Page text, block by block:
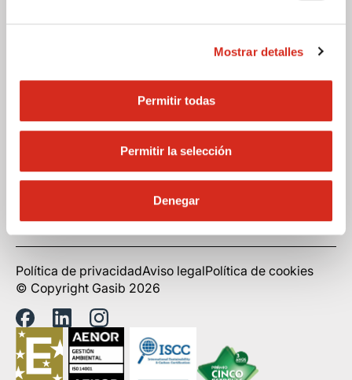
Mostrar detalles
Permitir todas
Permitir la selección
Denegar
cepsaglp@gasib.com
Sobre nosotros
Energía para tu hogar
Energía para tu negocio
Colabora con nosotros
Política de privacidadAviso legalPolítica de cookies
© Copyright Gasib 2026